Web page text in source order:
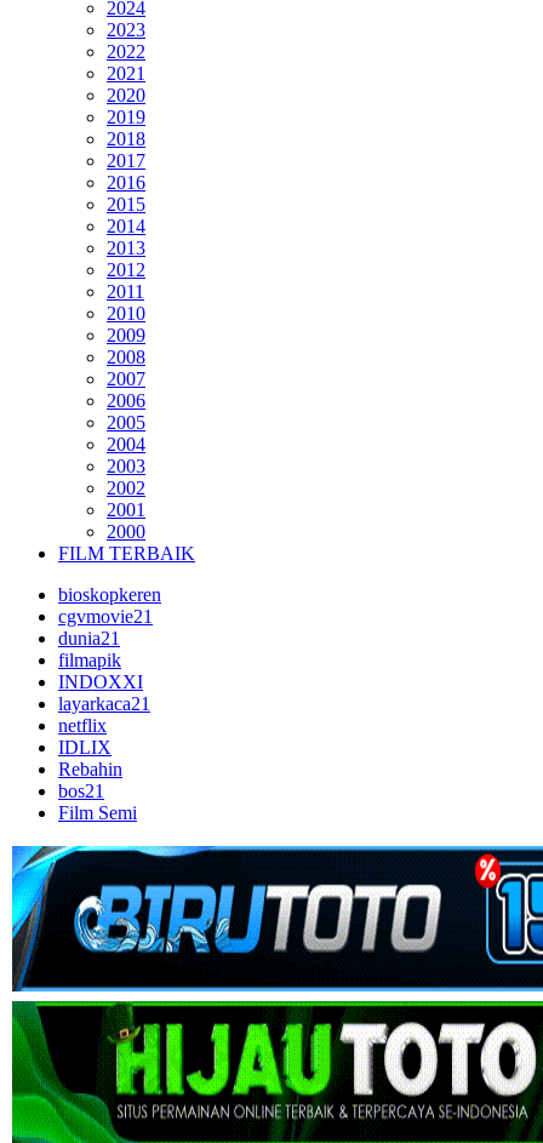
2024
2023
2022
2021
2020
2019
2018
2017
2016
2015
2014
2013
2012
2011
2010
2009
2008
2007
2006
2005
2004
2003
2002
2001
2000
FILM TERBAIK
bioskopkeren
cgvmovie21
dunia21
filmapik
INDOXXI
layarkaca21
netflix
IDLIX
Rebahin
bos21
Film Semi